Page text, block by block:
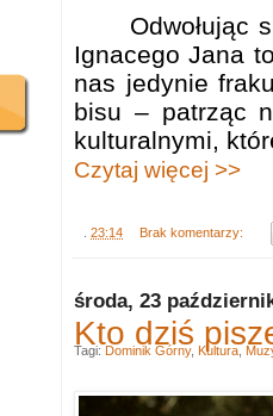
Odwołując
Ignacego Jana
nas jedynie
bisu – patrząc
kulturalnymi,
Czytaj więcej >>
23:14 Brak komentarzy:
środa, 23
Kto dziś
Tagi: Dominik Górny, Kultura,